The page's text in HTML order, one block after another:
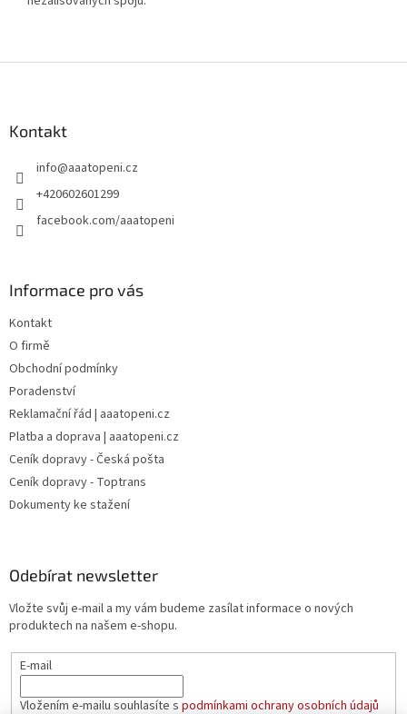
Kontakt
info@aaatopeni.cz
+420602601299
facebook.com/aaatopeni
Informace pro vás
Kontakt
O firmě
Obchodní podmínky
Poradenství
Reklamační řád | aaatopeni.cz
Platba a doprava | aaatopeni.cz
Ceník dopravy - Česká pošta
Ceník dopravy - Toptrans
Dokumenty ke stažení
Odebírat newsletter
Vložte svůj e-mail a my vám budeme zasílat informace o nových
produktech na našem e-shopu.
E-mail
Vložením e-mailu souhlasíte s podmínkami ochrany osobních údajů